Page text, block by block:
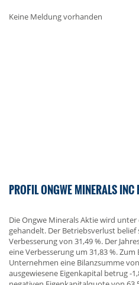
Keine Meldung vorhanden
PROFIL ONGWE MINERALS INC
Die Ongwe Minerals Aktie wird unter
gehandelt. Der Betriebsverlust belief
Verbesserung von 31,49 %. Der
eine Verbesserung um 31,83 %.
Unternehmen eine Bilanzsumme
ausgewiesene Eigenkapital betrug -